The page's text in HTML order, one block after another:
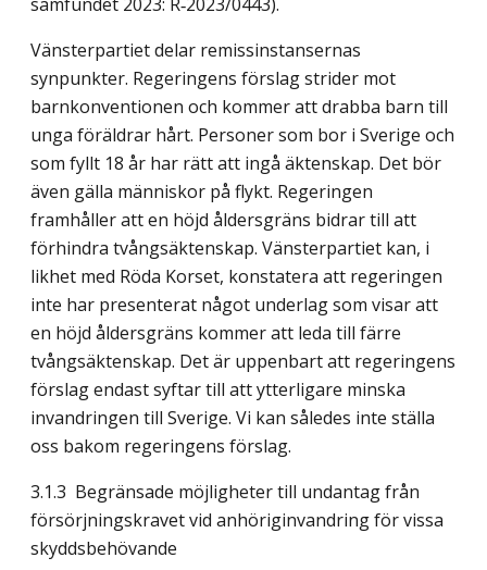
Vänsterpartiet delar remissinstansernas
synpunkter. Regeringens förslag strider mot
barnkonventionen och kommer att drabba barn till
unga föräldrar hårt. Personer som bor i Sverige och
som fyllt 18 år har rätt att ingå äktenskap. Det bör
även gälla människor på flykt. Regeringen
framhåller att en höjd åldersgräns bidrar till att
förhindra tvångsäktenskap. Vänsterpartiet kan, i
likhet med Röda Korset, konstatera att regeringen
inte har presenterat något underlag som visar att
en höjd åldersgräns kommer att leda till färre
tvångsäktenskap. Det är uppenbart att regeringens
förslag endast syftar till att ytterligare minska
invandringen till Sverige. Vi kan således inte ställa
oss bakom regeringens förslag.
3.1.3 Begränsade möjligheter till undantag från
försörjningskravet vid anhöriginvandring för vissa
skyddsbehövande